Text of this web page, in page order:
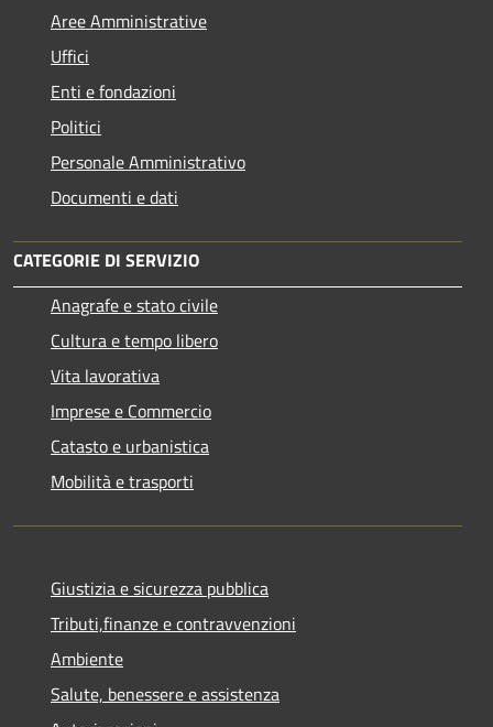
Aree Amministrative
Uffici
Enti e fondazioni
Politici
Personale Amministrativo
Documenti e dati
CATEGORIE DI SERVIZIO
Anagrafe e stato civile
Cultura e tempo libero
Vita lavorativa
Imprese e Commercio
Catasto e urbanistica
Mobilità e trasporti
Giustizia e sicurezza pubblica
Tributi,finanze e contravvenzioni
Ambiente
Salute, benessere e assistenza